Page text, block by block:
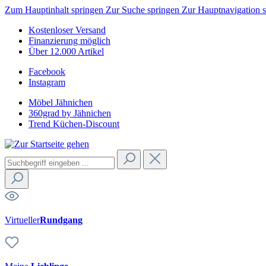
Zum Hauptinhalt springen Zur Suche springen Zur Hauptnavigation
Kostenloser Versand
Finanzierung möglich
Über 12.000 Artikel
Facebook
Instagram
Möbel Jähnichen
360grad by Jähnichen
Trend Küchen-Discount
VirtuellerRundgang